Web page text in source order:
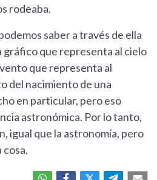
rodeaba.
saber a través de ella
gráfico que representa al cielo
que representa al
del nacimiento de una
en particular, pero eso
astronómica. Por lo tanto,
igual que la astronomía, pero
cosa.